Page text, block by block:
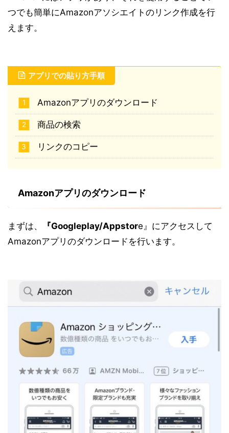
つでも簡単にAmazonアソシエイトのリンク作成を行
えます。
アプリでの貼り方手順
Amazonアプリのダウンロード
商品の検索
リンクのコピー
Amazonアプリのダウンロード
まずは、 『Googleplay/Appstore』にアクセスして
Amazonアプリのダウンロードを行います。